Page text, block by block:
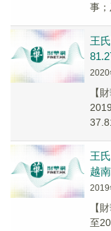
事
王
2020
【
王
越
2019
【
至